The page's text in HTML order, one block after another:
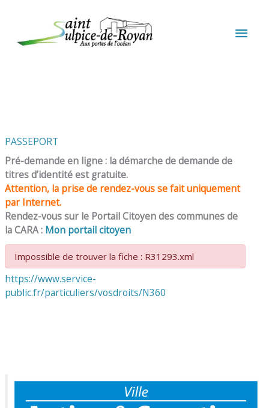
PASSEPORT
Pré-demande en ligne : la démarche de demande de
titres d’identité est gratuite.
Attention, la prise de rendez-vous se fait uniquement
par Internet.
Rendez-vous sur le Portail Citoyen des communes de
la CARA : Mon portail citoyen
Impossible de trouver la fiche : R31293.xml
https://www.service-
public.fr/particuliers/vosdroits/N360